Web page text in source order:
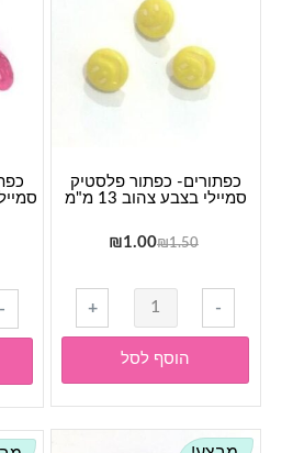
כפתורים- כפתור פלסטיק
סמיילי בצבע צהוב 13 מ"מ
₪1.50
המחיר
היה:
₪1.50.
₪1.00
הוא:
₪1.00.
-
כמות
של
כפתורים-
כפתור
פלסטיק
סמיילי
+
הוסף לסל
-